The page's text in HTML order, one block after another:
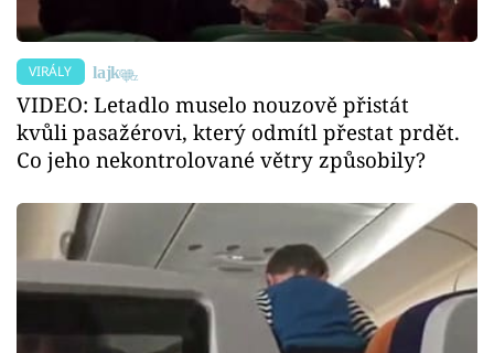
VIRÁLY
VIDEO: Letadlo muselo nouzově přistát
kvůli pasažérovi, který odmítl přestat prdět.
Co jeho nekontrolované větry způsobily?